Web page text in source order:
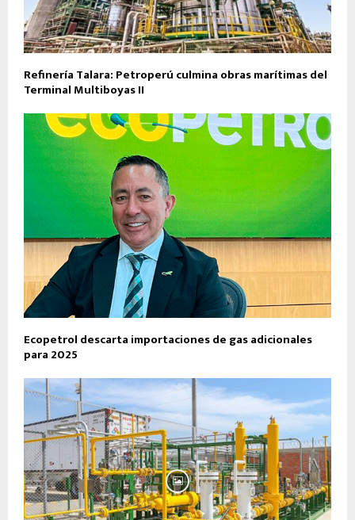
Refinería Talara: Petroperú culmina obras marítimas del
Terminal Multiboyas II
Ecopetrol descarta importaciones de gas adicionales
para 2025